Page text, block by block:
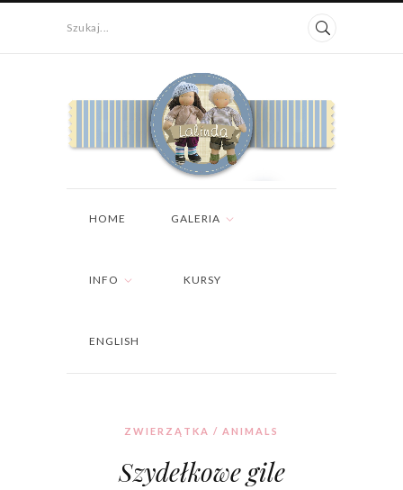
Szukaj...
HOME GALERIA
INFO KURSY
ENGLISH
ZWIERZĄTKA / ANIMALS
Szydełkowe gile